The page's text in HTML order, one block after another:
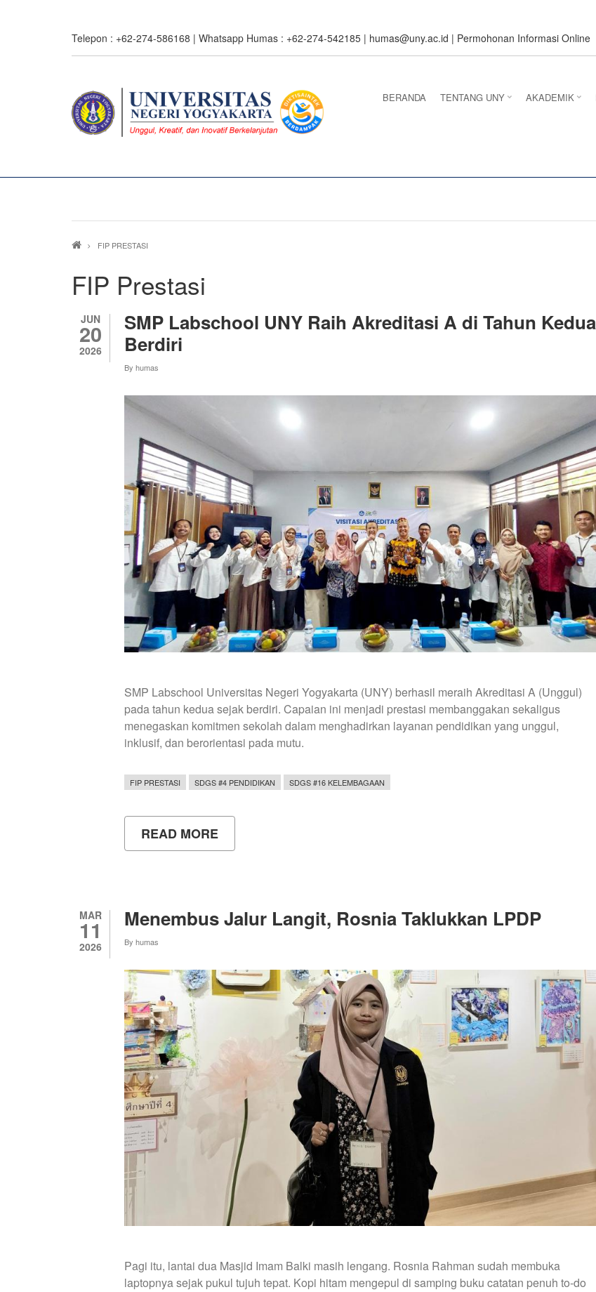
Telepon : +62-274-586168 | Whatsapp Humas : +62-274-542185 | humas@uny.ac.id | Permohonan Informasi Online
BERANDA TENTANG UNY AKADEMIK
Breadcrumb
FIP PRESTASI
FIP Prestasi
JUN
20
2026
SMP Labschool UNY Raih Akreditasi A di Tahun Kedua
Berdiri
By humas
SMP Labschool Universitas Negeri Yogyakarta (UNY) berhasil meraih Akreditasi A (Unggul)
pada tahun kedua sejak berdiri. Capaian ini menjadi prestasi membanggakan sekaligus
menegaskan komitmen sekolah dalam menghadirkan layanan pendidikan yang unggul,
inklusif, dan berorientasi pada mutu.
FIP PRESTASI SDGS #4 PENDIDIKAN SDGS #16 KELEMBAGAAN
READ MORE
SMP
DI
MAR
11
2026
Menembus Jalur Langit, Rosnia Taklukkan LPDP
By humas
Pagi itu, lantai dua Masjid Imam Balki masih lengang. Rosnia Rahman sudah membuka
laptopnya sejak pukul tujuh tepat. Kopi hitam mengepul di samping buku catatan penuh to-do